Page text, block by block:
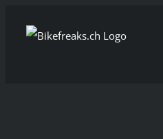
Inhalt